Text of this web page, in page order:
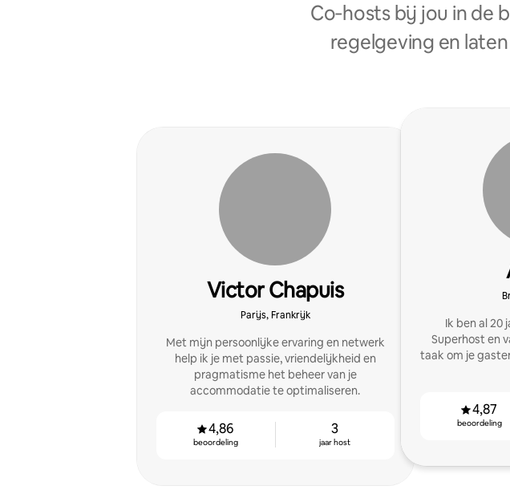
Co‑hosts bij jou in de
regelgeving en
Victor Chapuis
Parijs, Frankrijk
Met mijn persoonlijke ervaring en netwerk
help ik je met passie, vriendelijkheid en
pragmatisme het beheer van je
accommodatie te optimaliseren.
4,86
beoordeling
3
jaar host
Ik ben al 20
Superhost en
taak om je
4,87
beoordeling